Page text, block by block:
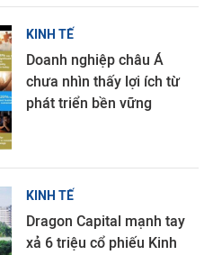
KINH TẾ
Doanh nghiệp châu Á
chưa nhìn thấy lợi ích từ
phát triển bền vững
KINH TẾ
Dragon Capital mạnh tay
xả 6 triệu cổ phiếu Kinh